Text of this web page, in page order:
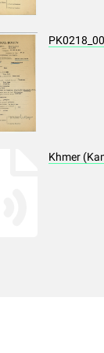
Khmer